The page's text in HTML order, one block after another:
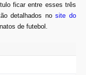
ficar entre esses três
detalhados nosite do
de futebol.